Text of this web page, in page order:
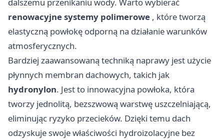
renowacyjne systemy polimerowe , które tworzą
elastyczną powłokę odporną na działanie warunków
atmosferycznych.
Bardziej zaawansowaną techniką naprawy jest użycie
płynnych membran dachowych, takich jak
hydronylon. Jest to innowacyjna powłoka, która
tworzy jednolitą, bezszwową warstwę uszczelniającą,
eliminując ryzyko przecieków. Dzięki temu dach
odzyskuje swoje właściwości hydroizolacyjne bez